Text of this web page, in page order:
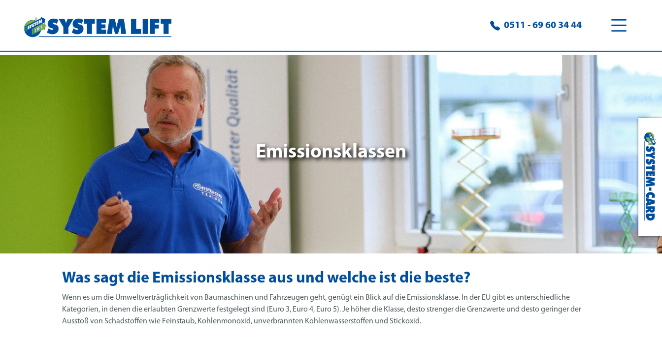
0511 - 69 60 34 44
Emissionsklassen
Was sagt die Emissionsklasse aus und welche ist die beste?
Wenn es um die Umweltverträglichkeit von Baumaschinen und Fahrzeugen geht, genügt ein Blick auf die Emissionsklasse. In der EU gibt es unterschiedliche
Kategorien, in denen die erlaubten Grenzwerte festgelegt sind (Euro 3, Euro 4, Euro 5). Je höher die Klasse, desto strenger die Grenzwerte und desto geringer der
Ausstoß von Schadstoffen wie Feinstaub, Kohlenmonoxid, unverbrannten Kohlenwasserstoffen und Stickoxid.